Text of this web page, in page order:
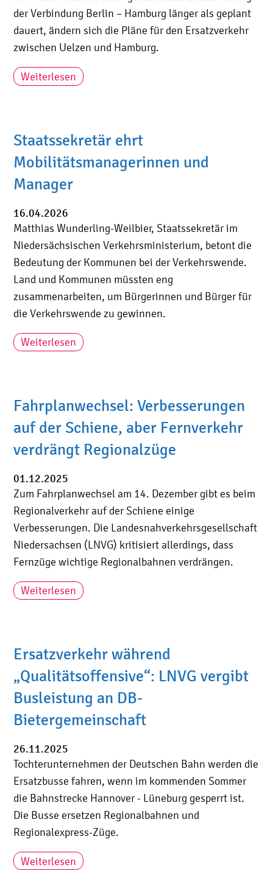
der Verbindung Berlin – Hamburg länger als geplant
dauert, ändern sich die Pläne für den Ersatzverkehr
zwischen Uelzen und Hamburg.
Weiterlesen
Staatssekretär ehrt
Mobilitätsmanagerinnen und
Manager
16.04.2026
Matthias Wunderling-Weilbier, Staatssekretär im
Niedersächsischen Verkehrsministerium, betont die
Bedeutung der Kommunen bei der Verkehrswende.
Land und Kommunen müssten eng
zusammenarbeiten, um Bürgerinnen und Bürger für
die Verkehrswende zu gewinnen.
Weiterlesen
Fahrplanwechsel: Verbesserungen
auf der Schiene, aber Fernverkehr
verdrängt Regionalzüge
01.12.2025
Zum Fahrplanwechsel am 14. Dezember gibt es beim
Regionalverkehr auf der Schiene einige
Verbesserungen. Die Landesnahverkehrsgesellschaft
Niedersachsen (LNVG) kritisiert allerdings, dass
Fernzüge wichtige Regionalbahnen verdrängen.
Weiterlesen
Ersatzverkehr während
„Qualitätsoffensive“: LNVG vergibt
Busleistung an DB-
Bietergemeinschaft
26.11.2025
Tochterunternehmen der Deutschen Bahn werden die
Ersatzbusse fahren, wenn im kommenden Sommer
die Bahnstrecke Hannover - Lüneburg gesperrt ist.
Die Busse ersetzen Regionalbahnen und
Regionalexpress-Züge.
Weiterlesen